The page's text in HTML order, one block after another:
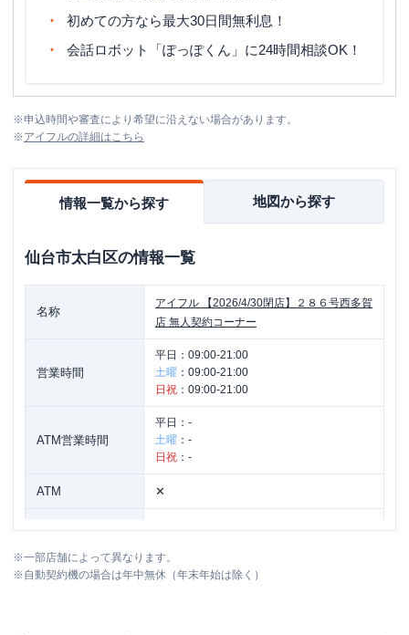
初めての方なら最大30日間無利息！
会話ロボット「ぽっぽくん」に24時間相談OK！
※申込時間や審査により希望に沿えない場合があります。
※アイフルの詳細はこちら
情報一覧から探す 地図から探す
仙台市太白区の情報一覧
名称
アイフル
【2026/4/30閉店】２８６号西多賀
店 無人契約コーナー
営業時間
平日： 09:00-21:00
土曜 ： 09:00-21:00
日祝 ： 09:00-21:00
ATM営業時間
平日： -
土曜 ： -
日祝 ： -
ATM ✕
住所
宮城県仙台市太白区鈎取１丁目２７１－
１ １Ｆ
※一部店舗によって異なります。
※自動契約機の場合は年中無休（年末年始は除く）